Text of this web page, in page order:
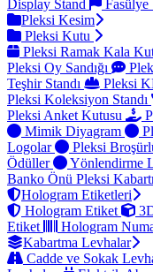
Display Stand
Fasülye
Pleksi Kesim
Pleksi Kutu
Pleksi Ramak Kala
Pleksi Oy Sandığı
Teşhir Standı
Pleksi
Pleksi Koleksiyon Standı
Pleksi Anket Kutusu
Mimik Diyagram
Logolar
Pleksi
Ödüller
Yönlendirme
Banko Önü Pleksi
Hologram Etiketleri
Hologram Etiket
Etiket
Hologram
Kabartma Levhalar
Cadde ve Sokak